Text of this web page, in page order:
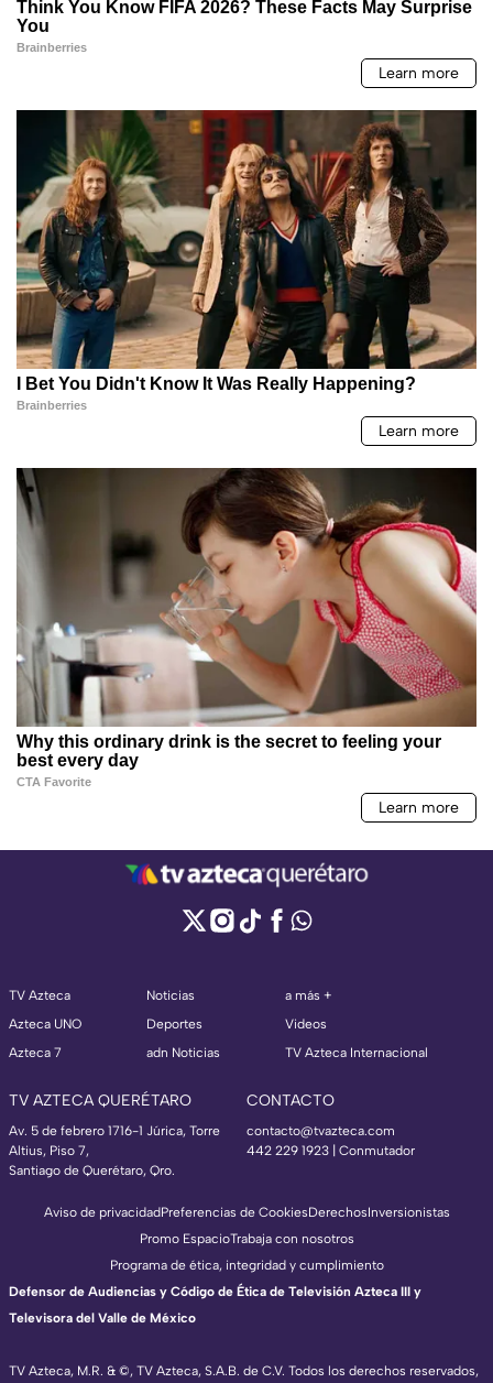
TV Azteca
Azteca UNO
Azteca 7
Noticias
Deportes
adn Noticias
a más +
Videos
TV Azteca Internacional
TV AZTECA QUERÉTARO
Av. 5 de febrero 1716-1 Júrica, Torre
Altius, Piso 7,
Santiago de Querétaro, Qro.
CONTACTO
contacto@tvazteca.com
442 229 1923 | Conmutador
TV Azteca, M.R. & ©, TV Azteca, S.A.B. de C.V. Todos los derechos reservados,
Aviso de privacidadPreferencias de CookiesDerechosInversionistas
Promo EspacioTrabaja con nosotros
Programa de ética, integridad y cumplimiento
Defensor de Audiencias y Código de Ética de Televisión Azteca III y
Televisora del Valle de México